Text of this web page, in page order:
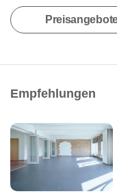
Empfehlungen